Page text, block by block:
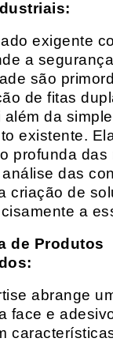
exigente
a
são
de fitas
da
existente.
profunda das
das
criação de
a
de Produtos
abrange
face e